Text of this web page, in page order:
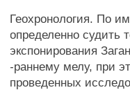
Геохронология. По
определенно судить
экспонирования
-раннему мелу, при
проведенных